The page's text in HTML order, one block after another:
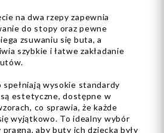
na dwa rzepy zapewnia
do stopy oraz pewne
zsuwaniu się buta, a
szybkie i łatwe zakładanie
wysokie standardy
estetyczne, dostępne w
co sprawia, że każde
wyjątkowo. To idealny wybór
aby buty ich dziecka były